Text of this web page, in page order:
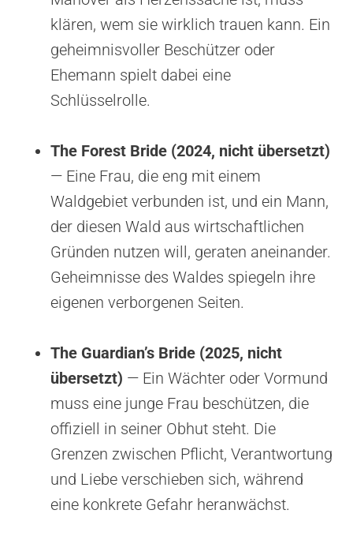
klären, wem sie wirklich trauen kann. Ein
geheimnisvoller Beschützer oder
Ehemann spielt dabei eine
Schlüsselrolle.
The Forest Bride (2024, nicht übersetzt)
— Eine Frau, die eng mit einem
Waldgebiet verbunden ist, und ein Mann,
der diesen Wald aus wirtschaftlichen
Gründen nutzen will, geraten aneinander.
Geheimnisse des Waldes spiegeln ihre
eigenen verborgenen Seiten.
The Guardian’s Bride (2025, nicht
übersetzt) — Ein Wächter oder Vormund
muss eine junge Frau beschützen, die
offiziell in seiner Obhut steht. Die
Grenzen zwischen Pflicht, Verantwortung
und Liebe verschieben sich, während
eine konkrete Gefahr heranwächst.